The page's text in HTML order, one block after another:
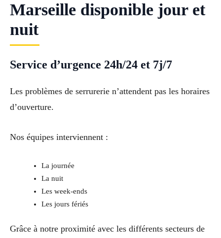
Marseille disponible jour et
nuit
Service d’urgence 24h/24 et 7j/7
Les problèmes de serrurerie n’attendent pas les horaires
d’ouverture.
Nos équipes interviennent :
La journée
La nuit
Les week-ends
Les jours fériés
Grâce à notre proximité avec les différents secteurs de